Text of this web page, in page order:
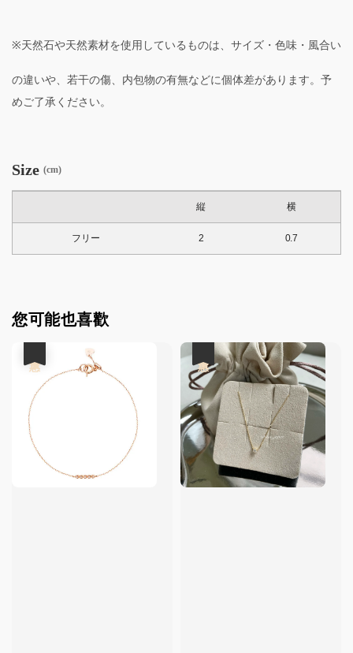
※天然石や天然素材を使用しているものは、サイズ・色味・風合い
の違いや、若干の傷、内包物の有無などに個体差があります。予
めご了承ください。
Size (cm)
縦 横
フリー 2 0.7
您可能也喜歡